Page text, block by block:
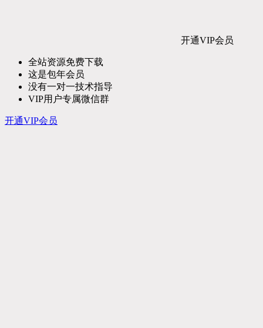
开通VIP会员
全站资源免费下载
这是包年会员
没有一对一技术指导
VIP用户专属微信群
开通VIP会员